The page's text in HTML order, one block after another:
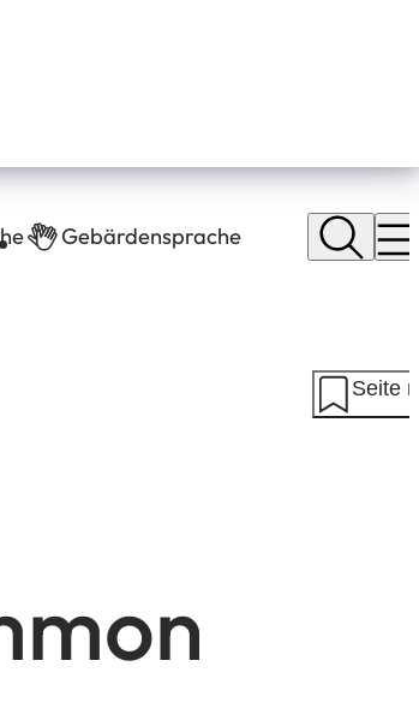
Gebärdensprache
Seite